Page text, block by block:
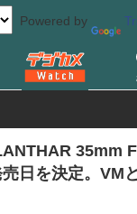
Powered by
交換レンズ フォ
35mm
日を決定。VM